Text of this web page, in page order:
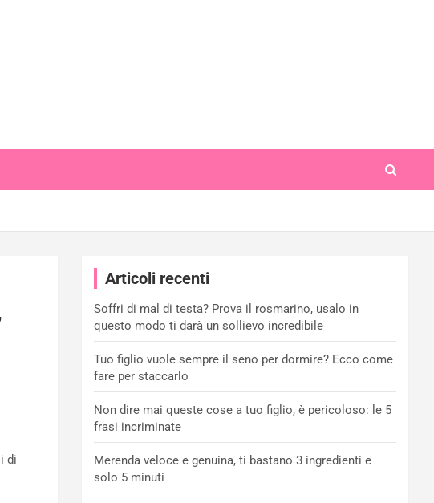
di
Articoli recenti
Soffri di mal di testa? Prova il rosmarino, usalo in
questo modo ti darà un sollievo incredibile
Tuo figlio vuole sempre il seno per dormire? Ecco come
fare per staccarlo
Non dire mai queste cose a tuo figlio, è pericoloso: le 5
frasi incriminate
Merenda veloce e genuina, ti bastano 3 ingredienti e
solo 5 minuti